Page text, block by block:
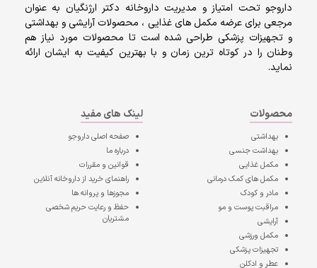
داروجو تحت امتیاز و مدیریت داروخانه دکتر ارژنگیان به عنوان
مرجعی برای عرضه مکمل های غذایی ، محصولات آرایشی و بهداشتی
و تجهیزات پزشکی طراحی شده است تا محصولات مورد نیاز هم
وطنان را در کوتاه ترین زمان و با بهترین کیفیت به ایشان ارائه
نماید.
محصولات
بهداشتی
بهداشت جنسی
مکمل غذایی
مکمل های کمک درمانی
مادر و کودک
مراقبت پوست و مو
آرایشی
مکمل ورزشی
تجهیزات پزشکی
عطر و ادکلن
لینک های مفید
صفحه اصلیداروجو
درباره ما
قوانین و مقررات
راهنمای خرید از داروخانه آنلاین
مجوزها و پروانه ها
حفظ و رعایت حریم شخصی
مشتریان